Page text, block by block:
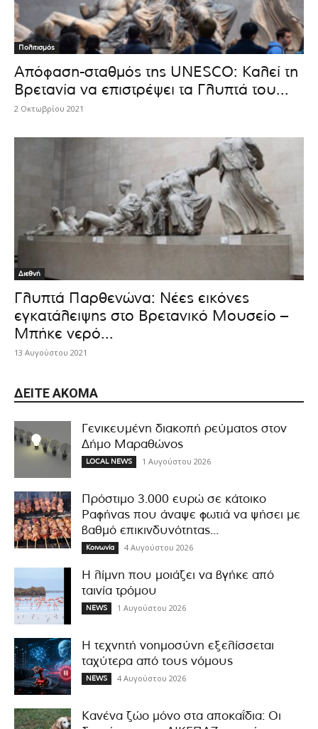
Πολιτισμός
Απόφαση-σταθμός της UNESCO: Καλεί τη
Βρετανία να επιστρέψει τα Γλυπτά του...
2 Οκτωβρίου 2021
Διεθνή
Γλυπτά Παρθενώνα: Νέες εικόνες
εγκατάλειψης στο Βρετανικό Μουσείο –
Μπήκε νερό...
13 Αυγούστου 2021
ΔΕΊΤΕ ΑΚΌΜΑ
Γενικευμένη διακοπή ρεύματος στον
Δήμο Μαραθώνος
LOCAL NEWS 1 Αυγούστου 2026
Πρόστιμο 3.000 ευρώ σε κάτοικο
Ραφήνας που άναψε φωτιά να ψήσει με
βαθμό επικινδυνότητας...
Κοινωνία 4 Αυγούστου 2026
Η λίμνη που μοιάζει να βγήκε από
ταινία τρόμου
NEWS 1 Αυγούστου 2026
Η τεχνητή νοημοσύνη εξελίσσεται
ταχύτερα από τους νόμους
NEWS 4 Αυγούστου 2026
Κανένα ζώο μόνο στα αποκαΐδια: Οι